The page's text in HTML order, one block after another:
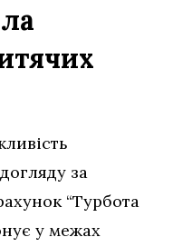
за
“Турбота
у межах